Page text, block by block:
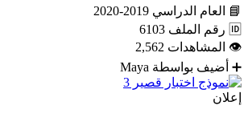
📘 العام الدراسي 2019-2020
🆔 رقم الملف 6103
👁 المشاهدات 2,562
➕ أضيف بواسطة Maya
إعلان